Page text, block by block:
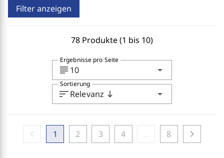
Filter anzeigen
78 Produkte (1 bis 10)
subject 10 arrow_drop_down
Ergebnisse pro Seite
sortRelevanz south arrow_drop_down
Sortierung
1 2 3 4 8 chevron_right